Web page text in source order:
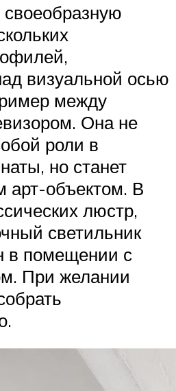
визуальной осью
между
Она не
роли в
но станет
арт-объектом. В
люстр,
светильник
в помещении с
При желании